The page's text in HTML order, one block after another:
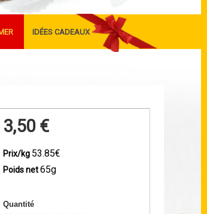
IDÉES CADEAUX
3,50 €
Prix/kg 53.85€
Poids net65g
Quantité